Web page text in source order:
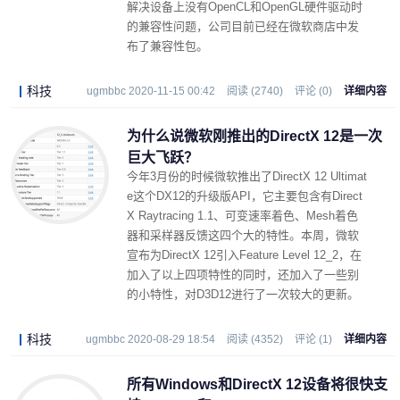
解决设备上没有OpenCL和OpenGL硬件驱动时
的兼容性问题，公司目前已经在微软商店中发
布了兼容性包。
科技 ugmbbc 2020-11-15 00:42 阅读 (2740) 评论 (0) 详细内容
为什么说微软刚推出的DirectX 12是一次
巨大飞跃？
今年3月份的时候微软推出了DirectX 12 Ultimat
e这个DX12的升级版API，它主要包含有Direct
X Raytracing 1.1、可变速率着色、Mesh着色
器和采样器反馈这四个大的特性。本周，微软
宣布为DirectX 12引入Feature Level 12_2，在
加入了以上四项特性的同时，还加入了一些别
的小特性，对D3D12进行了一次较大的更新。
科技 ugmbbc 2020-08-29 18:54 阅读 (4352) 评论 (1) 详细内容
所有Windows和DirectX 12设备将很快支